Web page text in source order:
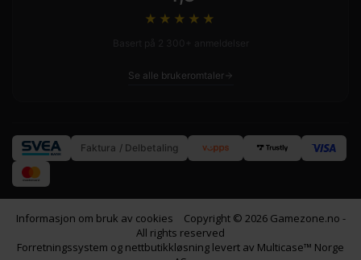
★★★★ ★
Se alle brukeromtaler
Faktura / Delbetaling
Informasjon om bruk av cookies
Copyright © 2026 Gamezone.no -
All rights reserved
Forretningssystem og nettbutikkløsning levert av Multicase™ Norge